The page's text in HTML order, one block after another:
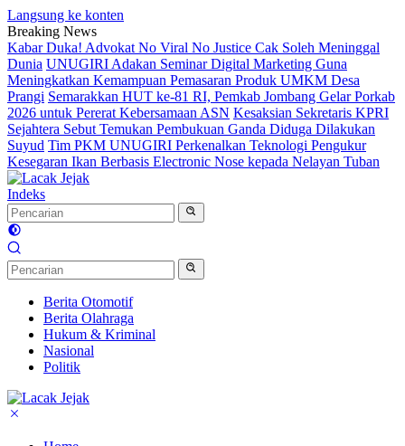
Langsung ke konten
Breaking News
Kabar Duka! Advokat No Viral No Justice Cak Soleh Meninggal
Dunia UNUGIRI Adakan Seminar Digital Marketing Guna
Meningkatkan Kemampuan Pemasaran Produk UMKM Desa
Prangi Semarakkan HUT ke-81 RI, Pemkab Jombang Gelar Porkab
2026 untuk Pererat Kebersamaan ASN Kesaksian Sekretaris KPRI
Sejahtera Sebut Temukan Pembukuan Ganda Diduga Dilakukan
Suyud Tim PKM UNUGIRI Perkenalkan Teknologi Pengukur
Kesegaran Ikan Berbasis Electronic Nose kepada Nelayan Tuban
Indeks
Berita Otomotif
Berita Olahraga
Hukum & Kriminal
Nasional
Politik